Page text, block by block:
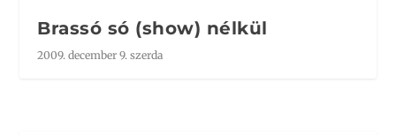
Brassó só (show) nélkül
2009. december 9. szerda